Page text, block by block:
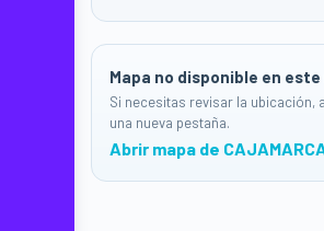
Mapa no disponible en
Si necesitas revisar la ubicación,
una nueva pestaña.
Abrir mapa de